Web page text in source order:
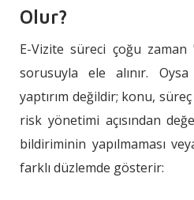
Olur?
E-Vizite süreci çoğu
sorusuyla ele alınır.
yaptırım değildir; konu,
risk yönetimi açısından
bildiriminin yapılmaması
farklı düzlemde gösterir: